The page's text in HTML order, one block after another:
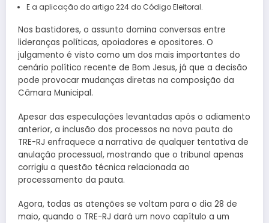
E a aplicação do artigo 224 do Código Eleitoral.
Nos bastidores, o assunto domina conversas entre
lideranças políticas, apoiadores e opositores. O
julgamento é visto como um dos mais importantes do
cenário político recente de Bom Jesus, já que a decisão
pode provocar mudanças diretas na composição da
Câmara Municipal.
Apesar das especulações levantadas após o adiamento
anterior, a inclusão dos processos na nova pauta do
TRE-RJ enfraquece a narrativa de qualquer tentativa de
anulação processual, mostrando que o tribunal apenas
corrigiu a questão técnica relacionada ao
processamento da pauta.
Agora, todas as atenções se voltam para o dia 28 de
maio, quando o TRE-RJ dará um novo capítulo a um